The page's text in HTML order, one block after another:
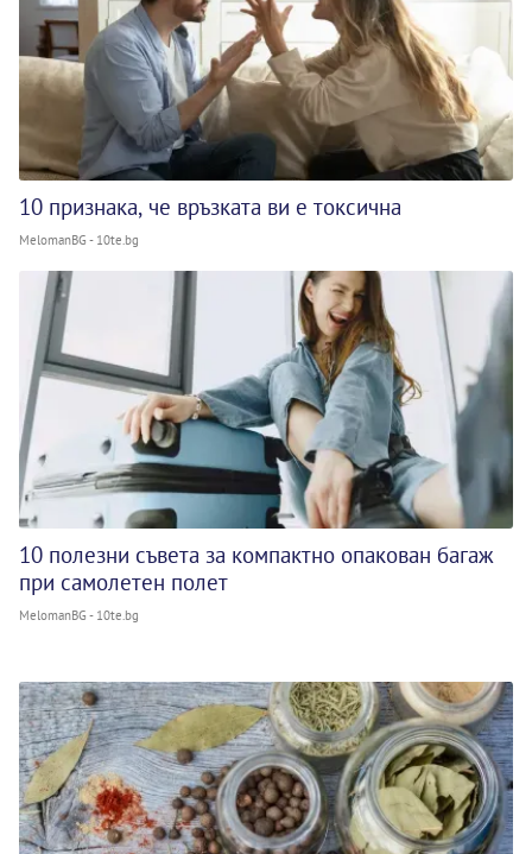
10 признака, че връзката ви е токсична
MelomanBG - 10te.bg
10 полезни съвета за компактно опакован багаж
при самолетен полет
MelomanBG - 10te.bg